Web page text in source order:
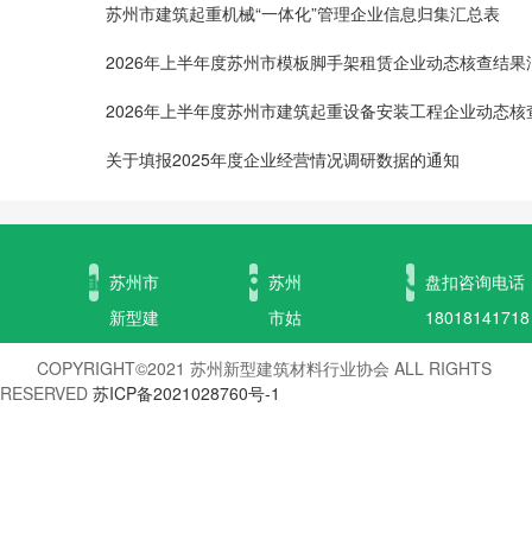
苏州市建筑起重机械“一体化”管理企业信息归集汇总表
2026年上半年度苏州市模板脚手架租赁企业动态核查结
2026年上半年度苏州市建筑起重设备安装工程企业动态
关于填报2025年度企业经营情况调研数据的通知
苏州市
新型建
行业协
苏州
市姑
闾邱
盘扣咨询电话
COPYRIGHT©2021 苏州新型建筑材料行业协会 ALL RIGHTS
RESERVED 苏ICP备2021028760号-1